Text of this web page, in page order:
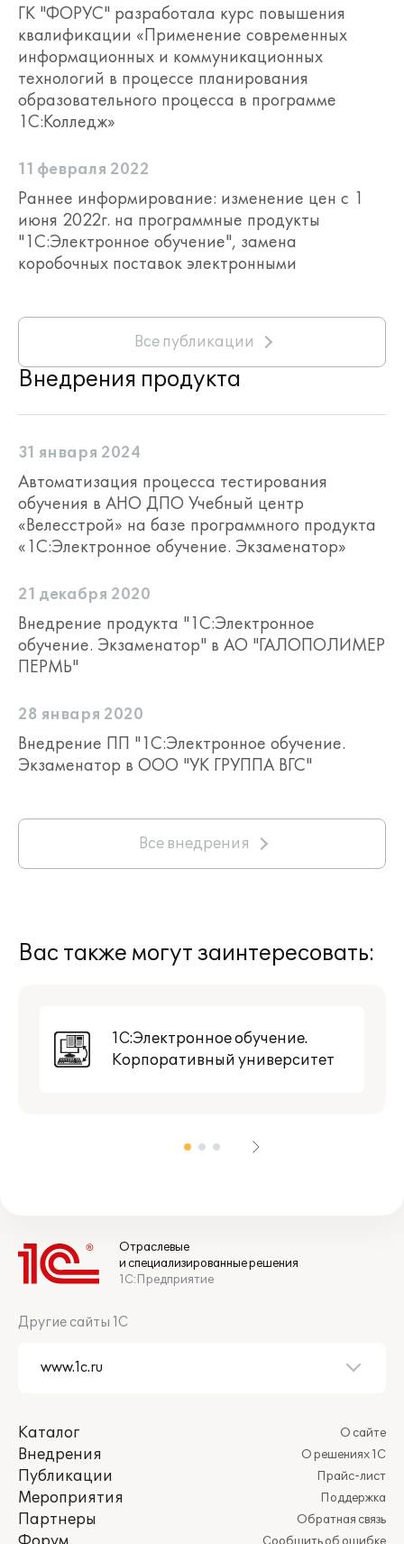
ГК "ФОРУС" разработала курс повышения
квалификации «Применение современных
информационных и коммуникационных
технологий в процессе планирования
образовательного процесса в программе
1С:Колледж»
11 февраля 2022
Раннее информирование: изменение цен с 1
июня 2022г. на программные продукты
"1С:Электронное обучение", замена
коробочных поставок электронными
Все публикации
Внедрения продукта
31 января 2024
Автоматизация процесса тестирования
обучения в АНО ДПО Учебный центр
«Велесстрой» на базе программного продукта
«1С:Электронное обучение. Экзаменатор»
21 декабря 2020
Внедрение продукта "1С:Электронное
обучение. Экзаменатор" в АО "ГАЛОПОЛИМЕР
ПЕРМЬ"
28 января 2020
Внедрение ПП "1С:Электронное обучение.
Экзаменатор в ООО "УК ГРУППА ВГС"
Все внедрения
Вас также могут заинтересовать:
1С:Электронное обучение.
Корпоративный университет
Отраслевые
и специализированные решения
1С:Предприятие
Другие сайты 1С
Каталог
Внедрения
Публикации
Мероприятия
Партнеры
О сайте
О решениях 1С
Прайс-лист
Поддержка
Обратная связь